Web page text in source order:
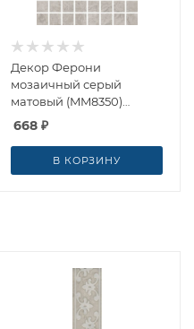
Декор Ферони
мозаичный серый
матовый (MM8350)
20x30x0.69 от Kerama
668 ₽
В КОРЗИНУ